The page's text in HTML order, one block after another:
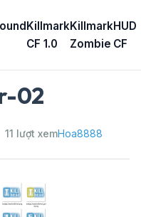
Killmark
CF 1.0
Killmark
Zombie
HUD
CF
02
11 lượt xemHoa8888